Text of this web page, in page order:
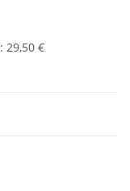
: 29,50 €